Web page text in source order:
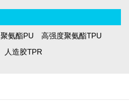
聚氨酯PU
高强度聚氨酯TPU
人造胶TPR